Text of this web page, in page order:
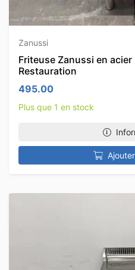
Zanussi
Friteuse Zanussi en
Restauration
495.00
Plus que 1 en stock